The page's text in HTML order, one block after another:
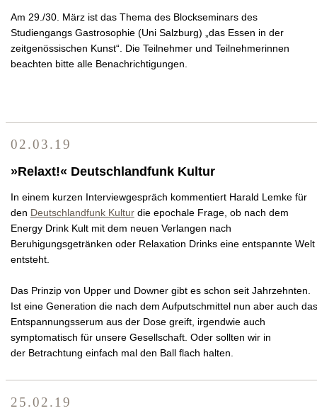
Am 29./30. März ist das Thema des Blockseminars des
Studiengangs Gastrosophie (Uni Salzburg) „das Essen in der
zeitgenössischen Kunst“. Die Teilnehmer und Teilnehmerinnen
beachten bitte alle Benachrichtigungen.
02.03.19
»Relaxt!« Deutschlandfunk Kultur
In einem kurzen Interviewgespräch kommentiert Harald Lemke für
den Deutschlandfunk Kulturdie epochale Frage, ob nach dem
Energy Drink Kult mit dem neuen Verlangen nach
Beruhigungsgetränken oder Relaxation Drinks eine entspannte Welt
entsteht.
Das Prinzip von Upper und Downer gibt es schon seit Jahrzehnten.
Ist eine Generation die nach dem Aufputschmittel nun aber auch das
Entspannungsserum aus der Dose greift, irgendwie auch
symptomatisch für unsere Gesellschaft. Oder sollten wir in
der Betrachtung einfach mal den Ball flach halten.
25.02.19